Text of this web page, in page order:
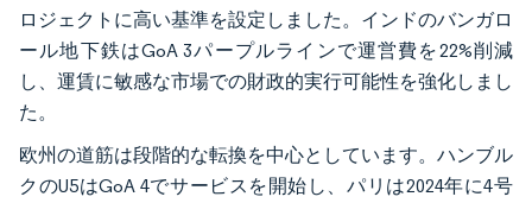
ロジェクトに高い基準を設定しました。インドのバンガロ
ール地下鉄はGoA 3パープルラインで運営費を22%削減
し、運賃に敏感な市場での財政的実行可能性を強化しまし
た。
欧州の道筋は段階的な転換を中心としています。ハンブル
クのU5はGoA 4でサービスを開始し、パリは2024年に4号